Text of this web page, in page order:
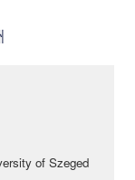
of Szeged